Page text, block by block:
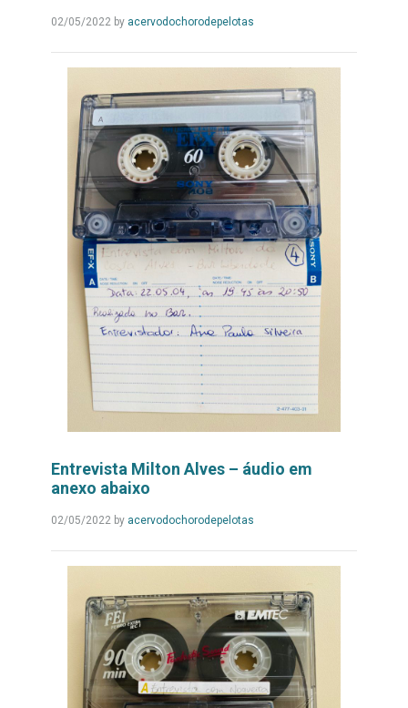
02/05/2022 by acervodochorodepelotasLeia
Entrevista Milton Alves – áudio em
anexo abaixo
02/05/2022by acervodochorodepelotasLeia